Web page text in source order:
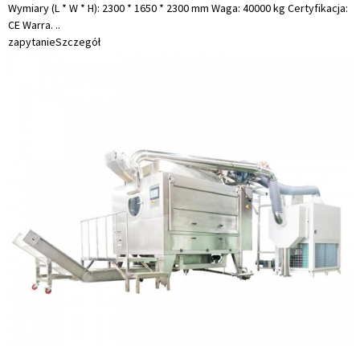
Wymiary (L * W * H): 2300 * 1650 * 2300 mm Waga: 40000 kg Certyfikacja:
CE Warra. ..
zapytanieSzczegół